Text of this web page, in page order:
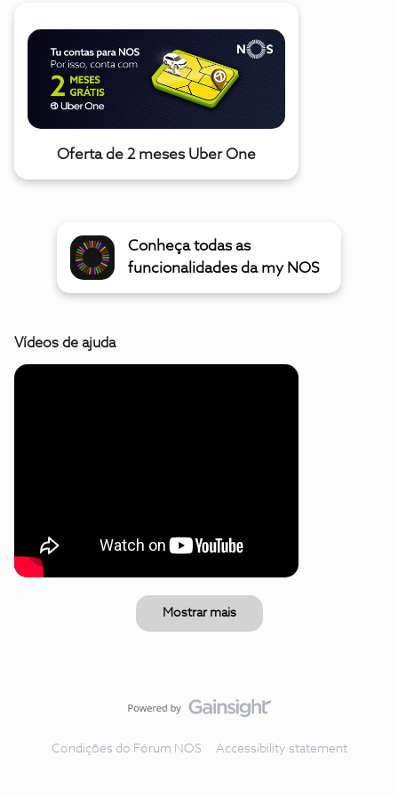
Oferta de 2 meses Uber One
Conheça todas as
funcionalidades da my NOS
Vídeos de ajuda
Mostrar mais
Condições do Fórum NOS Accessibility statement